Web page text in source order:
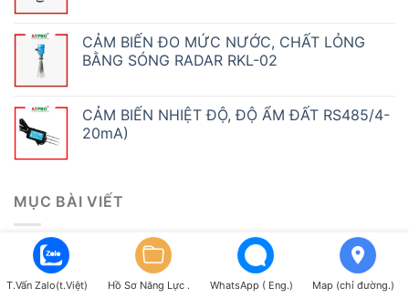
CẢM BIẾN ĐO MỨC NƯỚC, CHẤT LỎNG
BẰNG SÓNG RADAR RKL-02
CẢM BIẾN NHIỆT ĐỘ, ĐỘ ẨM ĐẤT RS485/4-
20mA)
MỤC BÀI VIẾT
BẢNG LED THEO DÕI NĂNG SUẤT ATPro
BỘ ĐẾM SẢN PHẨM
T.Vấn Zalo(t.Việt) Hồ Sơ Năng Lực . WhatsApp ( Eng.) Map (chỉ đường.)